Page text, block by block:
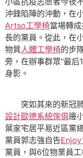
沖鋒陷陣的沖動，在
Artso工學椅當場轉
長的黨員。從此，在
物質人體工學椅的步
旁，在辦事群眾“最
身影。
突如其來的新冠肺
設計歐德系統傢俱邊
葉家宅居平易近區黨
黨員郭志強自告
黨員，與6位物業員